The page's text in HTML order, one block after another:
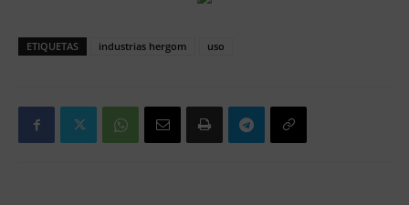
ETIQUETAS industrias hergom uso